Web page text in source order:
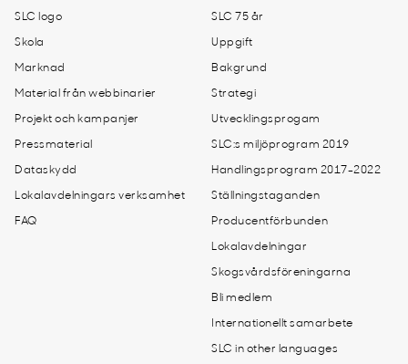
SLC logo
Skola
Marknad
Material från webbinarier
Projekt och kampanjer
Pressmaterial
Dataskydd
Lokalavdelningars verksamhet
FAQ
SLC 75 år
Uppgift
Bakgrund
Strategi
Utvecklingsprogam
SLC:s miljöprogram 2019
Handlingsprogram 2017-2022
Ställningstaganden
Producentförbunden
Lokalavdelningar
Skogsvårdsföreningarna
Bli medlem
Internationellt samarbete
SLC in other languages